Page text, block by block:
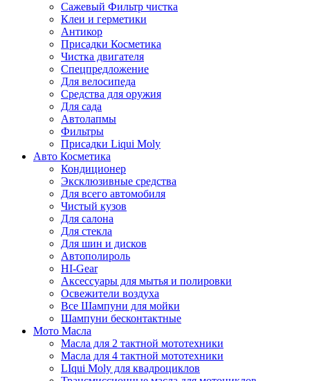
Сажевый Фильтр чистка
Клеи и герметики
Антикор
Присадки Косметика
Чистка двигателя
Спецпредложение
Для велосипеда
Средства для оружия
Для сада
Автолапмы
Фильтры
Присадки Liqui Moly
Авто Косметика
Кондиционер
Эксклюзивные средства
Для всего автомобиля
Чистый кузов
Для салона
Для стекла
Для шин и дисков
Автополироль
HI-Gear
Аксессуары для мытья и полировки
Освежители воздуха
Все Шампуни для мойки
Шампуни бесконтактные
Мото Масла
Масла для 2 тактной мототехники
Масла для 4 тактной мототехники
LIqui Moly для квадроциклов